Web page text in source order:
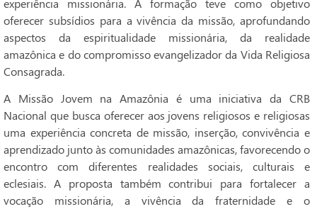
experiência missionária. A formação teve como objetivo
oferecer subsídios para a vivência da missão, aprofundando
aspectos da espiritualidade missionária, da realidade
amazônica e do compromisso evangelizador da Vida Religiosa
Consagrada.
A Missão Jovem na Amazônia é uma iniciativa da CRB
Nacional que busca oferecer aos jovens religiosos e religiosas
uma experiência concreta de missão, inserção, convivência e
aprendizado junto às comunidades amazônicas, favorecendo o
encontro com diferentes realidades sociais, culturais e
eclesiais. A proposta também contribui para fortalecer a
vocação missionária, a vivência da fraternidade e o